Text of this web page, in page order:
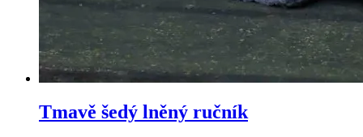
Tmavě šedý lněný ručník